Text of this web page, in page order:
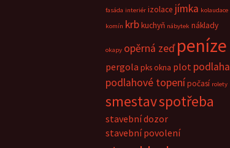
fasáda interiér izolace jímka kolaudace
komín krbkuchyň nábytek náklady
okapy opěrná zeď peníze
pergola pks okna plot podlaha
podlahové topenípočasí rolety
smestavspotřeba
stavební dozor
stavební povolení